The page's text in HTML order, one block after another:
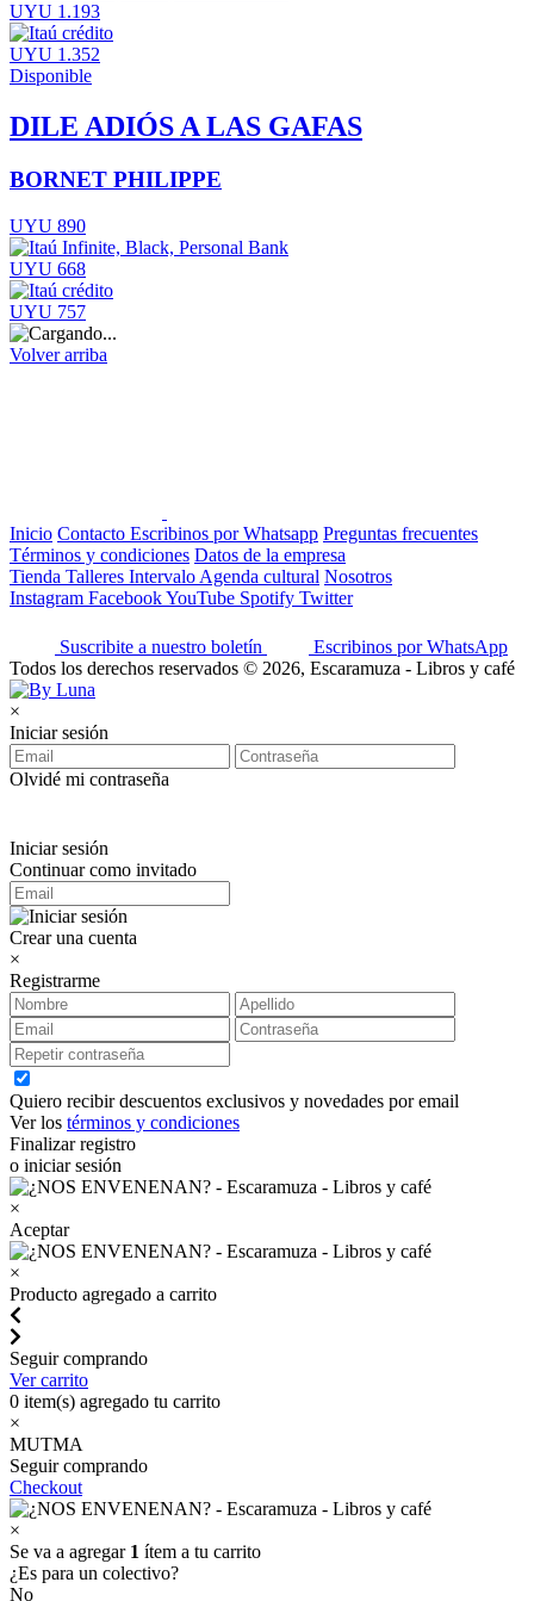
UYU 1.193
UYU 1.352
Disponible
DILE ADIÓS A LAS GAFAS
BORNET PHILIPPE
UYU 890
UYU 668
UYU 757
Volver arriba
Inicio Contacto Escribinos por Whatsapp Preguntas frecuentes
Términos y condiciones Datos de la empresa
Tienda Talleres Intervalo Agenda cultural Nosotros
Instagram FacebookYouTube Spotify Twitter
Suscribite a nuestro boletín
Escribinos por WhatsApp
Todos los derechos reservados © 2026, Escaramuza - Libros y café
×
Iniciar sesión
Olvidé mi contraseña
Iniciar sesión
Continuar como invitado
Crear una cuenta
×
Registrarme
Quiero recibir descuentos exclusivos y novedades por email
Ver los términos y condiciones
Finalizar registro
o iniciar sesión
×
Aceptar
×
Producto agregado a carrito
Seguir comprando
Ver carrito
0 item(s) agregado tu carrito
×
MUTMA
Seguir comprando
Checkout
×
Se va a agregar 1 ítem a tu carrito
¿Es para un colectivo?
No